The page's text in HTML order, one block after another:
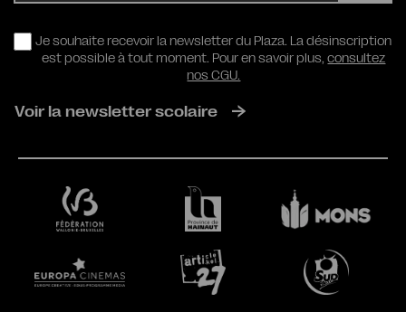
RGPD
Je souhaite recevoir la newsletter du Plaza. La désinscription
est possible à tout moment. Pour en savoir plus,consultez
nos CGU.
Voir la newsletter scolaire